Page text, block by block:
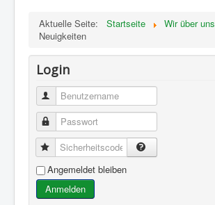
Aktuelle Seite: Startseite
Wir über uns
Neuigkeiten
Login
Benutzername
Passwort
Sicherheitscode
Angemeldet bleiben
Anmelden